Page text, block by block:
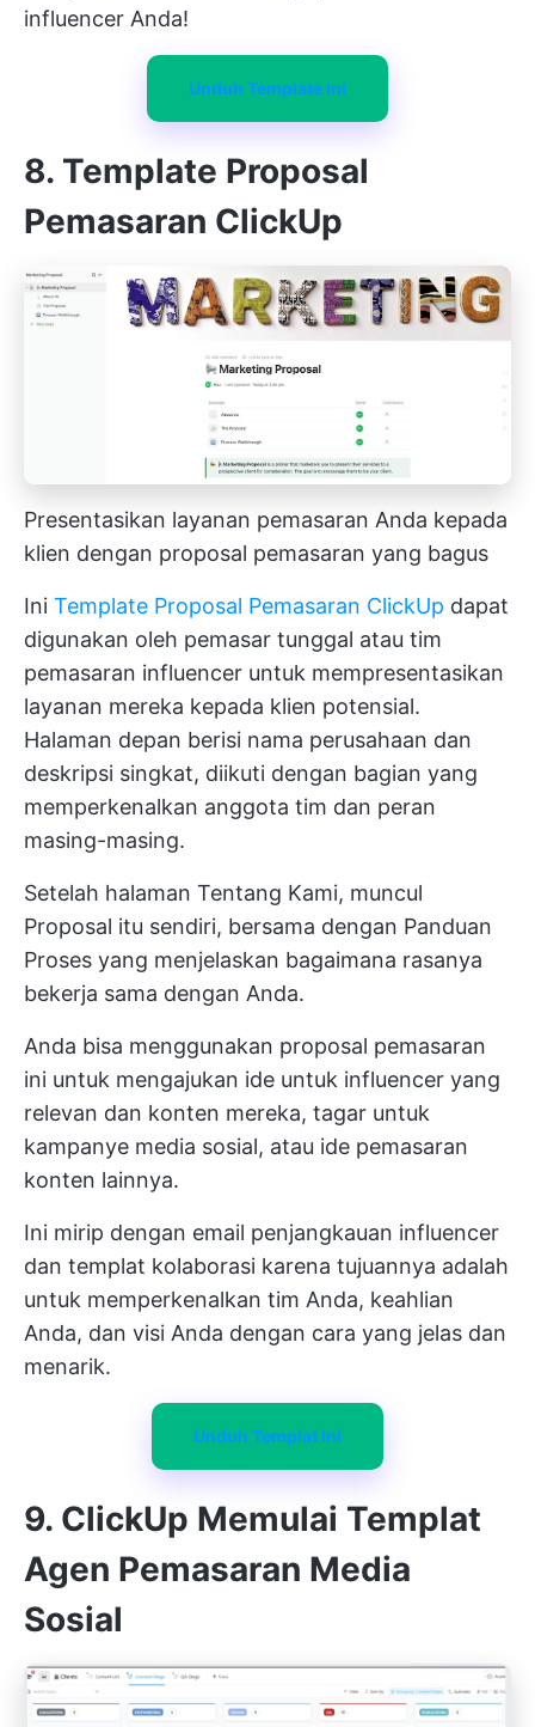
influencer Anda!
Unduh Template Ini
8. Template Proposal
Pemasaran ClickUp
Presentasikan layanan pemasaran Anda kepada
klien dengan proposal pemasaran yang bagus
Ini Template Proposal Pemasaran ClickUp dapat
digunakan oleh pemasar tunggal atau tim
pemasaran influencer untuk mempresentasikan
layanan mereka kepada klien potensial.
Halaman depan berisi nama perusahaan dan
deskripsi singkat, diikuti dengan bagian yang
memperkenalkan anggota tim dan peran
masing-masing.
Setelah halaman Tentang Kami, muncul
Proposal itu sendiri, bersama dengan Panduan
Proses yang menjelaskan bagaimana rasanya
bekerja sama dengan Anda.
Anda bisa menggunakan proposal pemasaran
ini untuk mengajukan ide untuk influencer yang
relevan dan konten mereka, tagar untuk
kampanye media sosial, atau ide pemasaran
konten lainnya.
Ini mirip dengan email penjangkauan influencer
dan templat kolaborasi karena tujuannya adalah
untuk memperkenalkan tim Anda, keahlian
Anda, dan visi Anda dengan cara yang jelas dan
menarik.
Unduh Templat Ini
9. ClickUp Memulai Templat
Agen Pemasaran Media
Sosial